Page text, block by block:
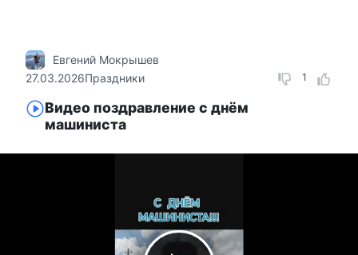
1
Евгений Мокрышев
27.03.2026Праздники
Видео поздравление с днём
машиниста